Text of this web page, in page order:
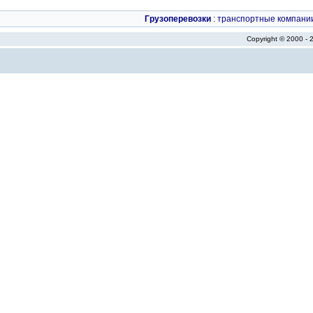
Грузоперевозки : транспортные
Copyright © 2000 -